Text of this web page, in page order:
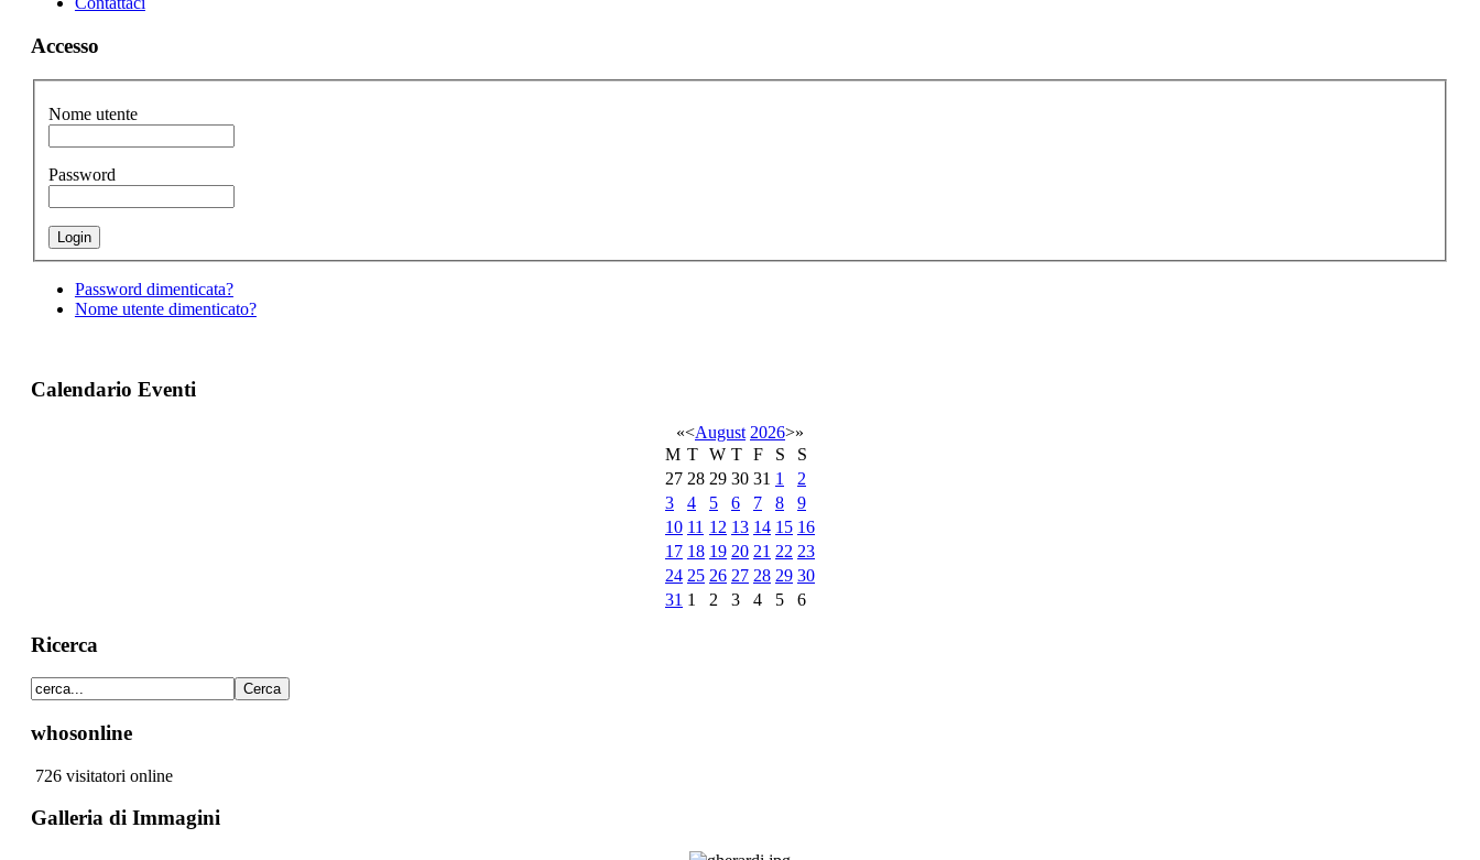
Accesso
Nome utente
Password
Password dimenticata?
Nome utente dimenticato?
Calendario Eventi
«<August 2026>»
M T W T F S
S
27 28 29 30 31 1
2
3
4 5 6 7 8
9
10 11 12 13 14 15 16
17 18 19 20 21 22 23
24 25 26 27 28 29 30
31 1 2 3 4 5 6
Ricerca
whosonline
726 visitatori online
Galleria di Immagini